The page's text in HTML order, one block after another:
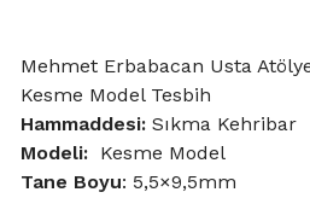
Mehmet Erbabacan Usta
Kesme Model Tesbih
Hammaddesi: Sıkma Kehribar
Modeli: Kesme Model
Tane Boyu: 5,5×9,5mm